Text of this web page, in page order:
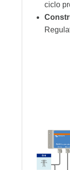
ciclo